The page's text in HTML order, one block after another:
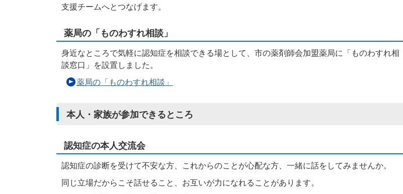
支援チームへとつなげます。
薬局の「ものわすれ相談」
身近なところで気軽に認知症を相談できる場として、市の薬剤師会加盟薬局に「ものわすれ相
談窓口」を設置しました。
薬局の「ものわすれ相談」
本人・家族が参加できるところ
認知症の本人交流会
認知症の診断を受けて不安な方、これからのことが心配な方、一緒に話をしてみませんか。
同じ立場だからこそ話せること、お互いが力になれることがあります。